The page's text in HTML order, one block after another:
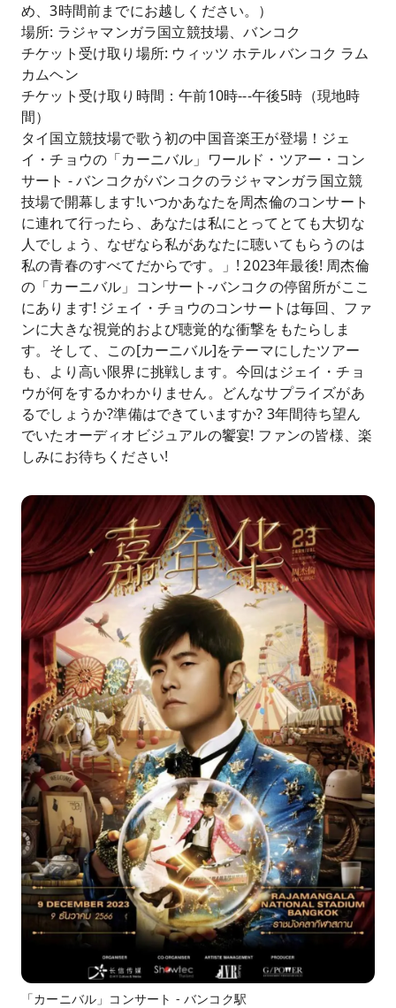
め、3時間前までにお越しください。）
場所: ラジャマンガラ国立競技場、バンコク
チケット受け取り場所: ウィッツ ホテル バンコク ラム
カムヘン
チケット受け取り時間：午前10時---午後5時（現地時
間）
タイ国立競技場で歌う初の中国音楽王が登場！ジェ
イ・チョウの「カーニバル」ワールド・ツアー・コン
サート - バンコクがバンコクのラジャマンガラ国立競
技場で開幕します!いつかあなたを周杰倫のコンサート
に連れて行ったら、あなたは私にとってとても大切な
人でしょう、なぜなら私があなたに聴いてもらうのは
私の青春のすべてだからです。」! 2023年最後! 周杰倫
の「カーニバル」コンサート-バンコクの停留所がここ
にあります! ジェイ・チョウのコンサートは毎回、ファ
ンに大きな視覚的および聴覚的な衝撃をもたらしま
す。そして、この[カーニバル]をテーマにしたツアー
も、より高い限界に挑戦します。今回はジェイ・チョ
ウが何をするかわかりません。どんなサプライズがあ
るでしょうか?準備はできていますか? 3年間待ち望ん
でいたオーディオビジュアルの饗宴! ファンの皆様、楽
しみにお待ちください!
「カーニバル」コンサート - バンコク駅